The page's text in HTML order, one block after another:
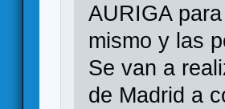
AURIGA
mismo y las
Se van a
de Madrid a